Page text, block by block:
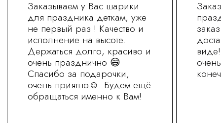
vred01@list.ru
+7 (930) 255-77-11
Россия, г. Нижний Новгород,
ул. Невзоровых , д 111
Режим работы магазина